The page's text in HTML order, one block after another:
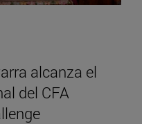
alcanza el
del CFA